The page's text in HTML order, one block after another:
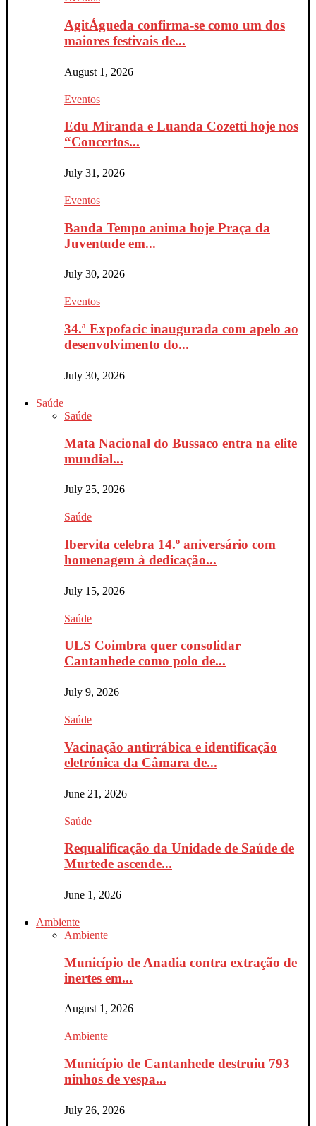
AgitÁgueda confirma-se como um dos
maiores festivais de...
August 1, 2026
Eventos
Edu Miranda e Luanda Cozetti hoje nos
“Concertos...
July 31, 2026
Eventos
Banda Tempo anima hoje Praça da
Juventude em...
July 30, 2026
Eventos
34.ª Expofacic inaugurada com apelo ao
desenvolvimento do...
July 30, 2026
Saúde
Saúde
Mata Nacional do Bussaco entra na elite
mundial...
July 25, 2026
Saúde
Ibervita celebra 14.º aniversário com
homenagem à dedicação...
July 15, 2026
Saúde
ULS Coimbra quer consolidar
Cantanhede como polo de...
July 9, 2026
Saúde
Vacinação antirrábica e identificação
eletrónica da Câmara de...
June 21, 2026
Saúde
Requalificação da Unidade de Saúde de
Murtede ascende...
June 1, 2026
Ambiente
Ambiente
Município de Anadia contra extração de
inertes em...
August 1, 2026
Ambiente
Município de Cantanhede destruiu 793
ninhos de vespa...
July 26, 2026